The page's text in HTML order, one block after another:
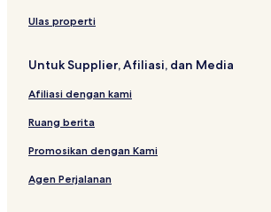
Hotel dekat Sunset Point Shopping Centre
Hotel dekat Rumah Sakit Prima Medika
Hotel di Sunset Road
Hotel di Mahendradatta
Resor & Hotel dengan Spa di Denpasar
Hotel Mewah di Seminyak
Ulas properti
Untuk Supplier, Afiliasi, dan Media
Afiliasi dengan kami
Ruang berita
Promosikan dengan Kami
Agen Perjalanan